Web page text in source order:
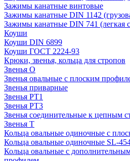
Зажимы канатные винтовые
Зажимы канатные DIN 1142
Зажимы канатные DIN 741 (легкая
Коуши
Коуши DIN 6899
Коуши ГОСТ 2224-93
Крюки, звенья, кольца для стропов
Звенья О
Звенья овальные с плоским
Звенья приварные
Звенья РТ1
Звенья РТ3
Звенья соединительные к цепным
Звенья Т
Кольца овальные одиночные c
Кольца овальные одиночные SL-
Кольца овальные с